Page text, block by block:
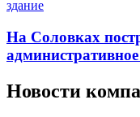
На Соловках
Новости